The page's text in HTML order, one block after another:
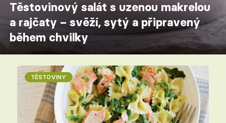
Těstovinový salát s uzenou makrelou
a rajčaty – svěží, sytý a připravený
během chvilky
TĚSTOVINY